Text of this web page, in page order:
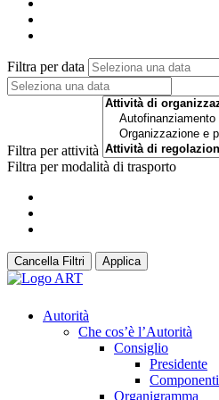
Filtra per data
Filtra per attività
Filtra per modalità di trasporto
Cancella Filtri Applica
Autorità
Che cos’è l’Autorità
Consiglio
Presidente
Componenti
Organigramma